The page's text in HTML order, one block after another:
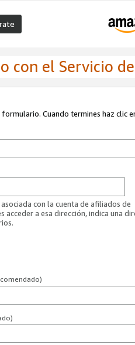
con el Servicio
Cuando termines haz clic
con la cuenta de afiliados de
acceder a esa dirección, indica una